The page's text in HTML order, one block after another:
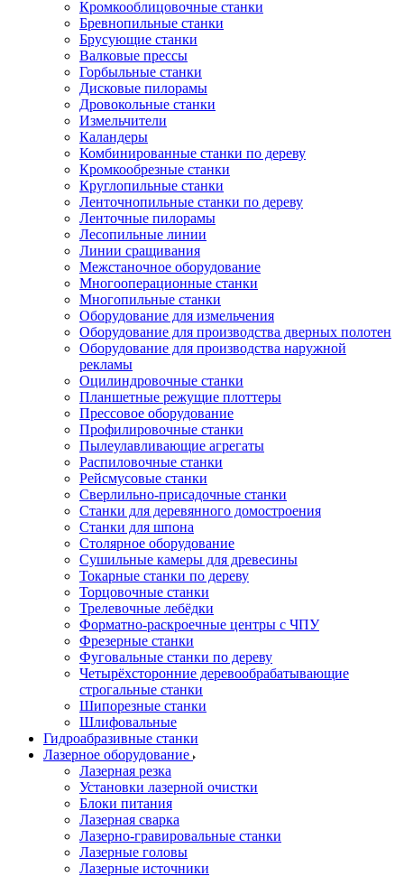
Кромкооблицовочные станки
Бревнопильные станки
Брусующие станки
Валковые прессы
Горбыльные станки
Дисковые пилорамы
Дровокольные станки
Измельчители
Каландеры
Комбинированные станки по дереву
Кромкообрезные станки
Круглопильные станки
Ленточнопильные станки по дереву
Ленточные пилорамы
Лесопильные линии
Линии сращивания
Межстаночное оборудование
Многооперационные станки
Многопильные станки
Оборудование для измельчения
Оборудование для производства дверных полотен
Оборудование для производства наружной
рекламы
Оцилиндровочные станки
Планшетные режущие плоттеры
Прессовое оборудование
Профилировочные станки
Пылеулавливающие агрегаты
Распиловочные станки
Рейсмусовые станки
Сверлильно-присадочные станки
Станки для деревянного домостроения
Станки для шпона
Столярное оборудование
Сушильные камеры для древесины
Токарные станки по дереву
Торцовочные станки
Трелевочные лебёдки
Форматно-раскроечные центры с ЧПУ
Фрезерные станки
Фуговальные станки по дереву
Четырёхсторонние деревообрабатывающие
строгальные станки
Шипорезные станки
Шлифовальные
Гидроабразивные станки
Лазерное оборудование
Лазерная резка
Установки лазерной очистки
Блоки питания
Лазерная сварка
Лазерно-гравировальные станки
Лазерные головы
Лазерные источники